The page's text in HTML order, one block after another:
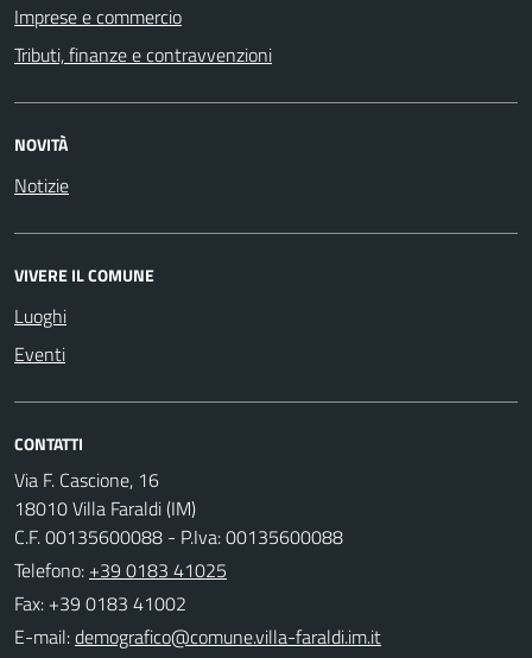
Imprese e commercio
Tributi, finanze e contravvenzioni
NOVITÀ
Notizie
VIVERE IL COMUNE
Luoghi
Eventi
CONTATTI
Via F. Cascione, 16
18010 Villa Faraldi (IM)
C.F. 00135600088 - P.Iva: 00135600088
Telefono: +39 0183 41025
Fax: +39 0183 41002
E-mail: